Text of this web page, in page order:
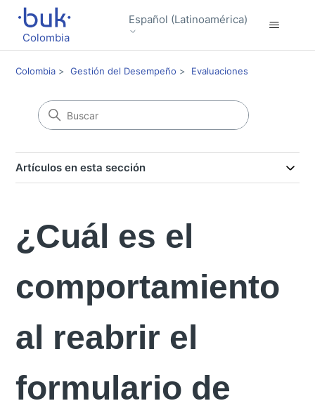
Colombia
Español (Latinoamérica)
Colombia Gestión del Desempeño Evaluaciones
Artículos en esta sección
¿Cuál es el
comportamiento
al reabrir el
formulario de